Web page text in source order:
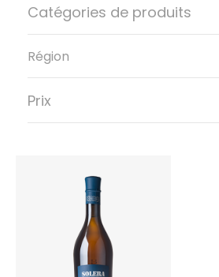
Catégories de produits
Région
Prix